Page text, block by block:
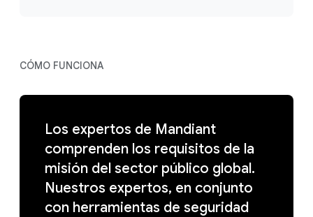
CÓMO FUNCIONA
Los expertos de Mandiant
comprenden los requisitos de la
misión del sector público global.
Nuestros expertos, en conjunto
con herramientas de seguridad